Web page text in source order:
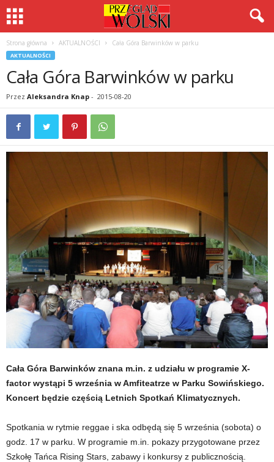
Strona główna AKTUALNOŚCI Cała Góra Barwinków w parku
AKTUALNOŚCI
Cała Góra Barwinków w parku
Przez Aleksandra Knap - 2015-08-20
Cała Góra Barwinków znana m.in. z udziału w programie X-
factor wystąpi 5 września w Amfiteatrze w Parku Sowińskiego.
Koncert będzie częścią Letnich Spotkań Klimatycznych.
Spotkania w rytmie reggae i ska odbędą się 5 września (sobota) o
godz. 17 w parku. W programie m.in. pokazy przygotowane przez
Szkołę Tańca Rising Stars, zabawy i konkursy z publicznością.